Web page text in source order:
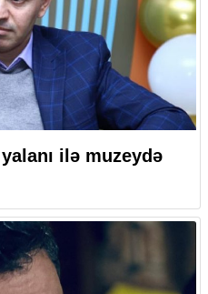
ilə muzeydə